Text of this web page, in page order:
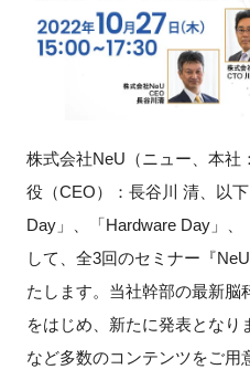
イベント
インタビュー・コラム
ニュース・掲示板
LINK-Jを知る
株式会社NeU（ニュー、本社
役（CEO）：長谷川 清、以
Day」、「Hardware Day」
して、全3回のセミナー『
たします。 当社幹部の最新脳
をはじめ、新たに発表となり
など多数のコンテンツをご用